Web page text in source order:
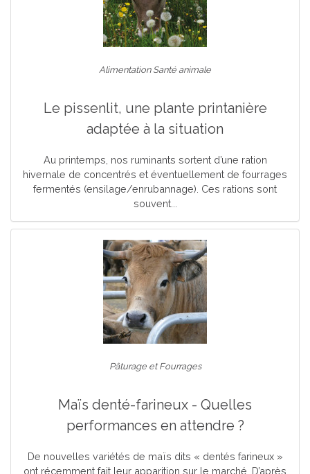
Alimentation Santé animale
Le pissenlit, une plante printanière
adaptée à la situation
Au printemps, nos ruminants sortent d’une ration
hivernale de concentrés et éventuellement de fourrages
fermentés (ensilage/enrubannage). Ces rations sont
souvent...
Pâturage et Fourrages
Maïs denté-farineux - Quelles
performances en attendre ?
De nouvelles variétés de maïs dits « dentés farineux »
ont récemment fait leur apparition sur le marché. D’après